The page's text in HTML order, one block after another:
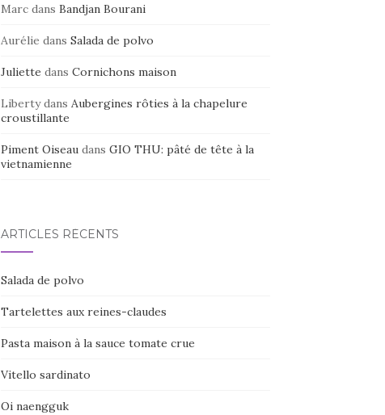
Marcdans Bandjan Bourani
Aurélie dans Salada de polvo
Juliette dans Cornichons maison
Libertydans Aubergines rôties à la chapelure
croustillante
Piment Oiseaudans GIO THU: pâté de tête à la
vietnamienne
ARTICLES RÉCENTS
Salada de polvo
Tartelettes aux reines-claudes
Pasta maison à la sauce tomate crue
Vitello sardinato
Oi naengguk